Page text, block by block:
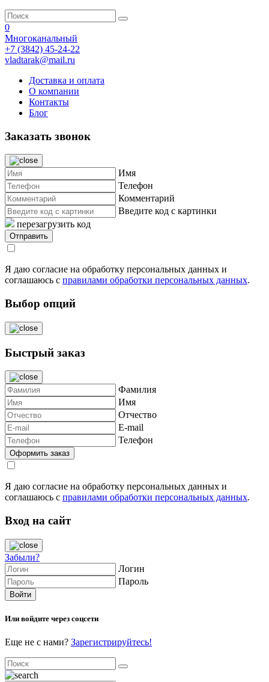
0
Многоканальный
+7 (3842) 45-24-22
vladtarak@mail.ru
Доставка и оплата
О компании
Контакты
Блог
Заказать звонок
Имя
Телефон
Комментарий
Введите код с картинки
перезагрузить код
Я даю согласие на обработку персональных данных и
соглашаюсь с правилами обработки персональных данных.
Выбор опций
Быстрый заказ
Фамилия
Имя
Отчество
E-mail
Телефон
Я даю согласие на обработку персональных данных и
соглашаюсь с правилами обработки персональных данных.
Вход на сайт
Забыли?
Логин
Пароль
Или войдите через соцсети
Еще не с нами? Зарегистрируйтесь!